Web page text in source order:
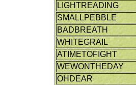
LIGHTREADING
SMALLPEBBLE
BADBREATH
WHITEGRAIL
ATIMETOFIGHT
WEWONTHEDAY
OHDEAR